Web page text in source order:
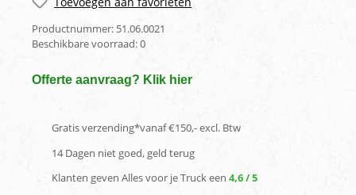
Productnummer: 51.06.0021
Beschikbare voorraad:0
Offerte aanvraag? Klik hier
Gratis verzending*vanaf €150,- excl. Btw
14 Dagen niet goed, geld terug
Klanten geven Alles voor je Truck een 4,6 / 5